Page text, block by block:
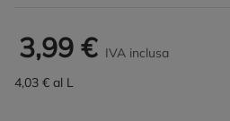
3,99 € IVA inclusa
4,03 € al L